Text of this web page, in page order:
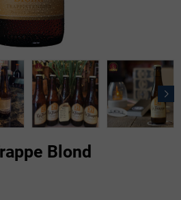
Blond